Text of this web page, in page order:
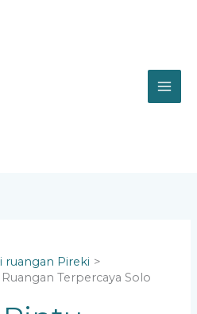
ruangan Pireki
Terpercaya Solo